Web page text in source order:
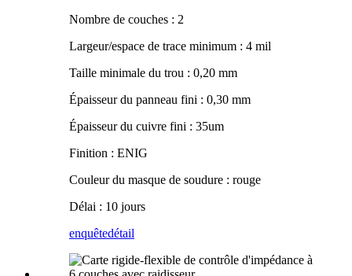
Nombre de couches : 2
Largeur/espace de trace minimum : 4 mil
Taille minimale du trou : 0,20 mm
Épaisseur du panneau fini : 0,30 mm
Épaisseur du cuivre fini : 35um
Finition : ENIG
Couleur du masque de soudure : rouge
Délai : 10 jours
enquêtedétail